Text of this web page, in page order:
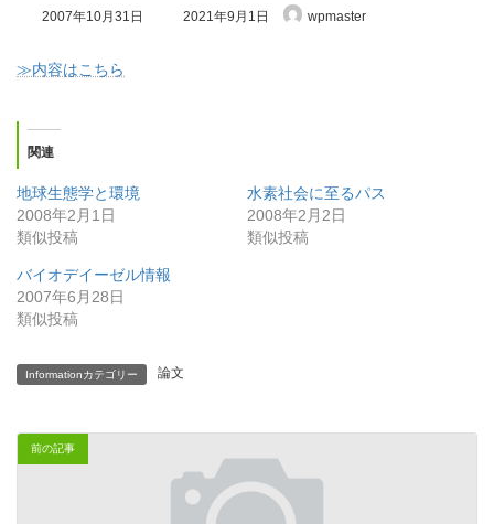
2007年10月31日
最
2021年9月1日 wpmaster
≫内容はこちら
関連
地球生態学と環境
2008年2月1日
類似投稿
水素社会に至るパス
2008年2月2日
類似投稿
バイオデイーゼル情報
2007年6月28日
類似投稿
Informationカテゴリー 論文
前の記事